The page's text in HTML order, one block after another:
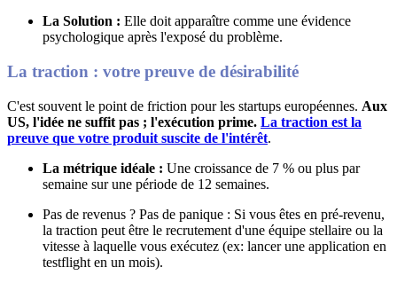
La Solution : Elle doit apparaître comme une évidence
psychologique après l'exposé du problème.
La traction : votre preuve de désirabilité
C'est souvent le point de friction pour les startups européennes. Aux
US, l'idée ne suffit pas ; l'exécution prime. La traction est la
preuve que votre produit suscite de l'intérêt.
La métrique idéale : Une croissance de 7 % ou plus par
semaine sur une période de 12 semaines.
Pas de revenus ? Pas de panique : Si vous êtes en pré-revenu,
la traction peut être le recrutement d'une équipe stellaire ou la
vitesse à laquelle vous exécutez (ex: lancer une application en
testflight en un mois).